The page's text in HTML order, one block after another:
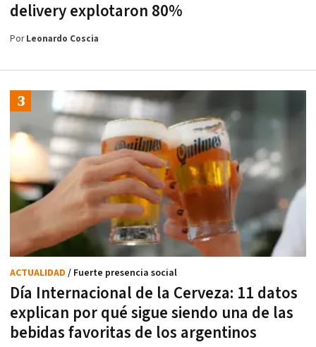
delivery explotaron 80%
PorLeonardo Coscia
Día Internacional de la Cerveza: 11 datos
explican por qué sigue siendo una de las
bebidas favoritas de los argentinos
ACTUALIDAD / Fuerte presencia social